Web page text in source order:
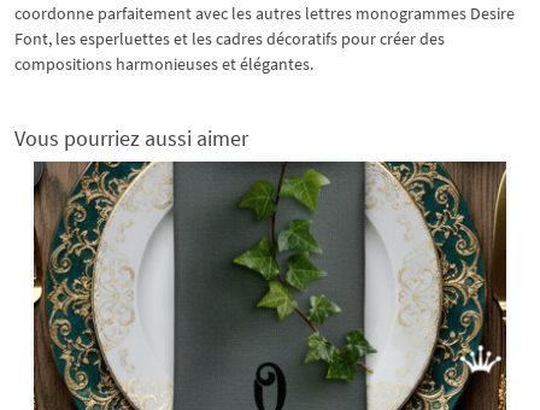
coordonne parfaitement avec les autres lettres monogrammes Desire
Font, les esperluettes et les cadres décoratifs pour créer des
compositions harmonieuses et élégantes.
Vous pourriez aussi aimer